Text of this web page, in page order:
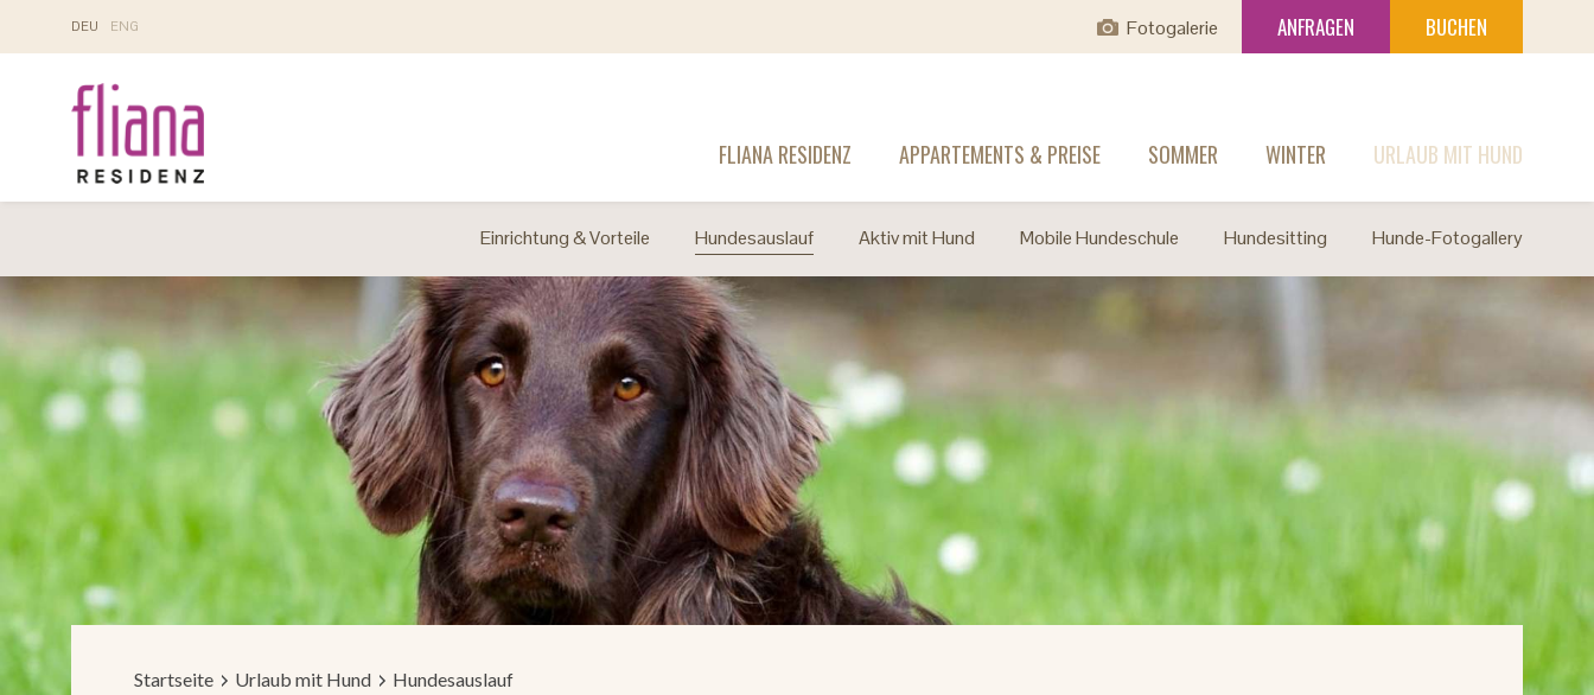
DEU ENG ANFRAGEN BUCHEN
Fotogalerie
FLIANA RESIDENZ APPARTEMENTS & PREISE SOMMER WINTER URLAUB MIT HUND
Einrichtung & Vorteile Hundesauslauf Aktiv mit Hund Mobile Hundeschule Hundesitting Hunde-Fotogallery
Startseite Urlaub mit Hund Hundesauslauf